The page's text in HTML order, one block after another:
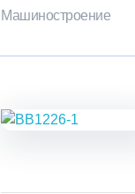
Машиностроение